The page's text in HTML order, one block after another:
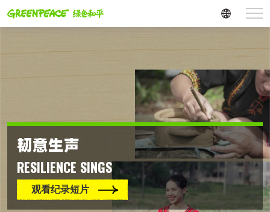
韧意生声
RESILIENCE SINGS
观看纪录短片